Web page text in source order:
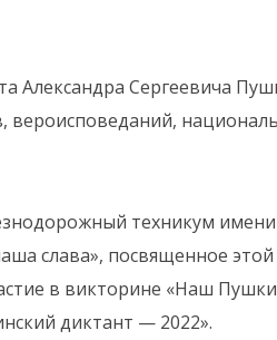
Александра Сергеевича
вероисповеданий,
техникум
слава», посвященное этой
в викторине «Наш
диктант — 2022».